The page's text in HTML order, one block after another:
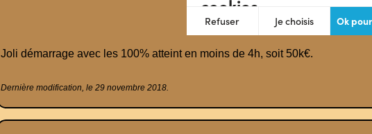
Joli démarrage avec les 100% atteint en moins de 4h, soit 50k€.
Dernière modification, le 29 novembre 2018.